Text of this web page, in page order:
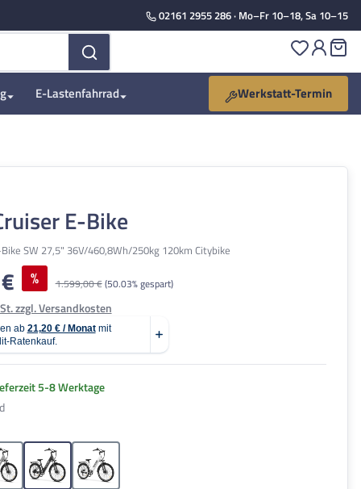
02161 2955 286· Mo–Fr 10–18, Sa 10–15
Du hast
E-Lastenfahrrad Werkstatt-Termin
E-Bike
SW 27,5" 36V/460,8Wh/250kg 120km Citybike
% Regulärer Preis:
1.599,00 €(50.03% gespart)
zzgl. Versandkosten
5-8 Werktage
SchwarzWeiss